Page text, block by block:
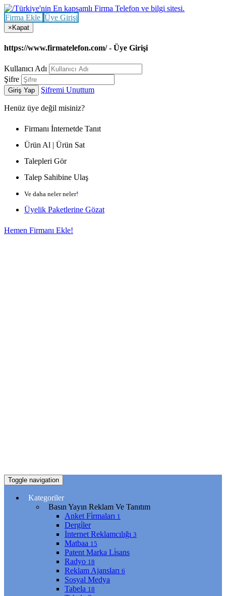
Firma Ekle Üye Girişi
× Kapat
https://www.firmatelefon.com/ - Üye Girişi
Kullanıcı Adı
Şifre
Giriş Yap Şifremi Unuttum
Henüz üye değil misiniz?
Firmanı İnternetde Tanıt
Ürün Al | Ürün Sat
Talepleri Gör
Talep Sahibine Ulaş
Ve daha neler neler!
Üyelik Paketlerine Gözat
Hemen Firmanı Ekle!
Toggle navigation
Kategoriler
Basın Yayın Reklam Ve Tanıtım
Anket Fi̇rmaları 1
Dergi̇ler
İnternet Reklamcılığı 3
Matbaa 15
Patent Marka Li̇sans
Radyo 18
Reklam Ajansları 6
Sosyal Medya
Tabela 18